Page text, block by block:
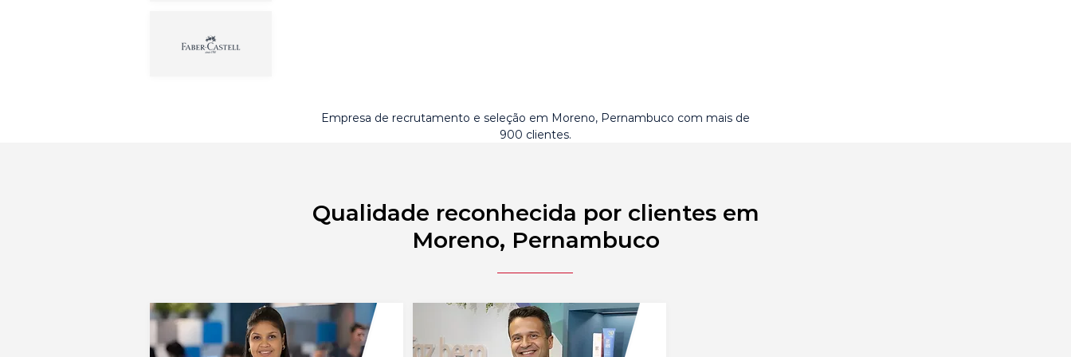
Empresa de recrutamento e seleção em Moreno, Pernambuco com mais de
900 clientes.
Qualidade reconhecida por clientes em
Moreno, Pernambuco